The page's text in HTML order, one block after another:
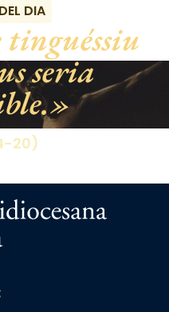
DIA
tinguéssiu
seria
20)
Cristiana